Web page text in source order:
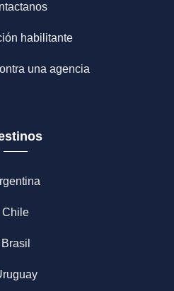
habilitante
una agencia
Chile
Brasil